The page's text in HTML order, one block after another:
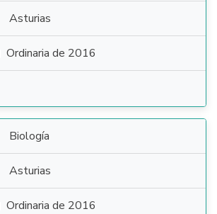
Asturias
Ordinaria de 2016
Biología
Asturias
Ordinaria de 2016